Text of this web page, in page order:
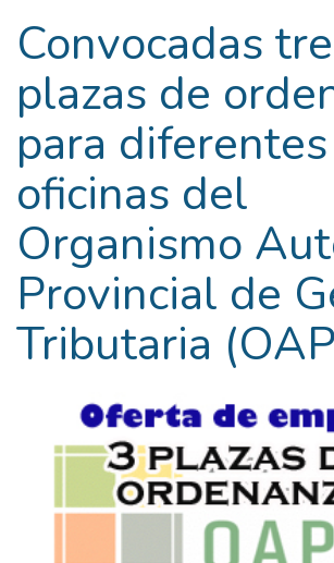
Convocadas
plazas de
para diferentes
oficinas del
Organismo
Provincial de
Tributaria